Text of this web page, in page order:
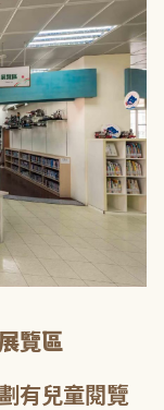
展覽區
有兒童閱覽